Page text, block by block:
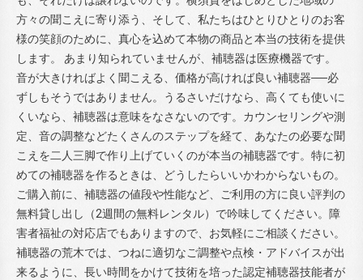
方々の聞こえに寄り添う、そして、私たちはひとりひとりのお客
様の笑顔のために、真心を込めて本物の商品と本当の技術を提供
します。 あまり知られていませんが、補聴器は医療機器です。
音が大きければよく聞こえる、価格が高ければ良い補聴器──必
ずしもそうではありません。うるさいだけなら、高くても使いに
くいなら、補聴器は意味をなさないのです。カウンセリングや測
定、音の調整などたくさんのステップを経て、あなたの必要な聞
こえを二人三脚で作り上げていくのが本当の補聴器です。特に初
めての補聴器を作るときは、どうしたらいいかわからないもの。
ご購入前に、補聴器の値段や性能など、ご利用の方に良い評判の
無料貸し出し（2週間の無料レンタル）で吟味してください。障
害者福祉の対応店でもありますので、お気軽にご相談ください。
補聴器の荒木では、つねに適切なご調整や点検・アドバイスが出
来るように、長い時間をかけて技術を培った認定補聴器技能者が